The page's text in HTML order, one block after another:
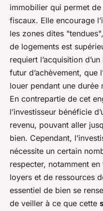
immobilier qui permet de
fiscaux. Elle encourage
les zones dites
de logements est
requiert l’acquisition
futur d’achèvement, que
louer pendant une durée
En contrepartie de cet
l’investisseur bénéficie
revenu, pouvant aller
bien. Cependant,
nécessite un certain
respecter, notamment
loyers et de ressources
essentiel de bien se
de veiller à ce que cette